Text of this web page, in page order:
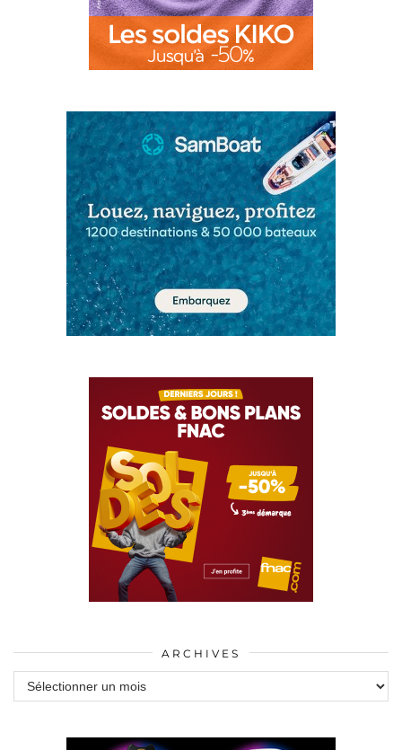
ARCHIVES
Archives